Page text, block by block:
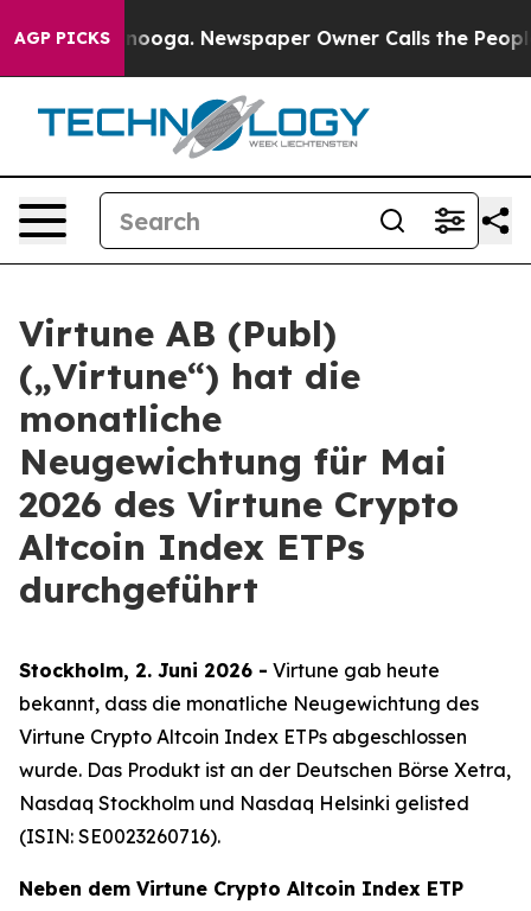
AGP PICKS
Chattanooga. Newspaper Owner Calls the People
Virtune AB (Publ)
(„Virtune“) hat die
monatliche
Neugewichtung für Mai
2026 des Virtune Crypto
Altcoin Index ETPs
durchgeführt
Stockholm, 2. Juni 2026 - Virtune gab heute
bekannt, dass die monatliche Neugewichtung des
Virtune Crypto Altcoin Index ETPs abgeschlossen
wurde. Das Produkt ist an der Deutschen Börse Xetra,
Nasdaq Stockholm und Nasdaq Helsinki gelisted
(ISIN: SE0023260716).
Neben dem Virtune Crypto Altcoin Index ETP